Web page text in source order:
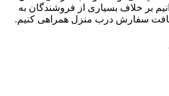
بر خلاف بسیاری از فروشندگان به
سفارش درب منزل همراهی کنیم.